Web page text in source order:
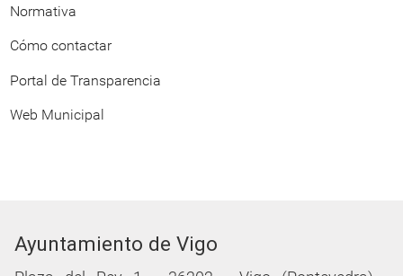
Normativa
Cómo contactar
Portal de Transparencia
Web Municipal
Ayuntamiento de Vigo